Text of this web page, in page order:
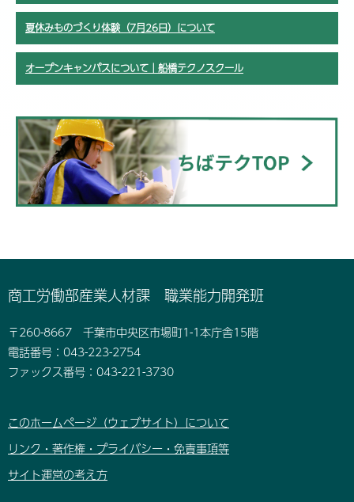
夏休みものづくり体験（7月26日）について
オープンキャンパスについて｜船橋テクノスクール
商工労働部産業人材課 職業能力開発班
〒260-8667 千葉市中央区市場町1-1本庁舎15階
電話番号：043-223-2754
ファックス番号：043-221-3730
このホームページ（ウェブサイト）について
リンク・著作権・プライバシー・免責事項等
サイト運営の考え方